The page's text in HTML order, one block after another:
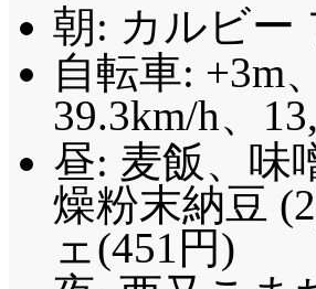
朝: カルビー
自転車: +3m
39.3km/h、
昼: 麦飯、味
燥粉末納豆
ェ(451円)